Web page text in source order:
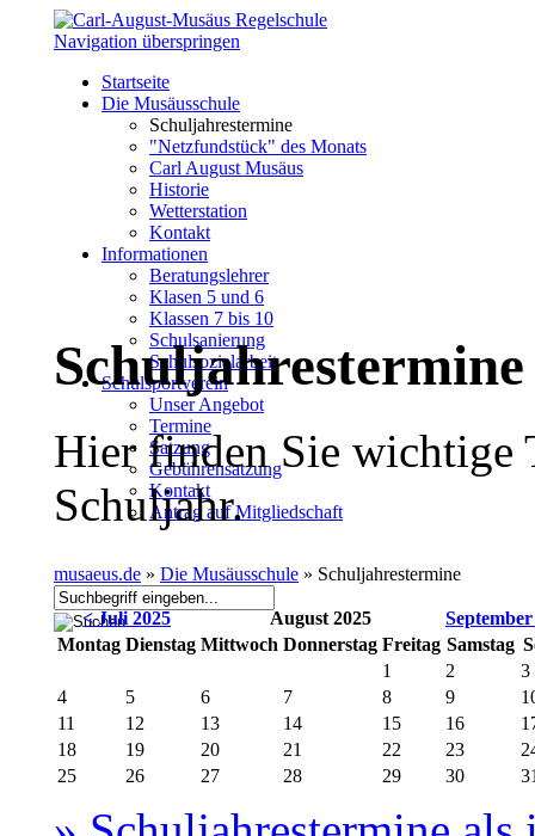
Navigation überspringen
Startseite
Die Musäusschule
Schuljahrestermine
"Netzfundstück" des Monats
Carl August Musäus
Historie
Wetterstation
Kontakt
Informationen
Beratungslehrer
Klasen 5 und 6
Klassen 7 bis 10
Schulsanierung
Schulsozialarbeit
Schulsportverein
Unser Angebot
Termine
Satzung
Gebührensatzung
Kontakt
Antrag auf Mitgliedschaft
musaeus.de » Die Musäusschule » Schuljahrestermine
Schuljahrestermine
Hier finden Sie wichtige
Schuljahr.
< Juli 2025 August 2025
Montag Dienstag Mittwoch Donnerstag Freitag Samstag
1
2
3
4
5 6 7 8 9
11
12 13 14 15 16
18
19 20 21 22 23
25
26 27 28 29 30